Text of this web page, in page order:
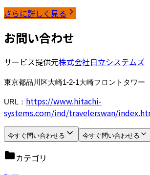
さらに詳しく見る
お問い合わせ
サービス提供元株式会社日立システムズ
東京都品川区大崎1-2-1大崎フロントタワー
URL： https://www.hitachi-
systems.com/ind/travelerswan/
今すぐ問い合わせる 今すぐ問い合わせる
カテゴリ